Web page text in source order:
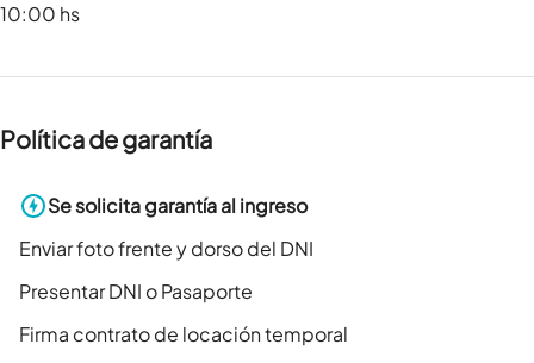
10:00 hs
Política de garantía
Se solicita garantía al ingreso
Enviar foto frente y dorso del DNI
Presentar DNI o Pasaporte
Firma contrato de locación temporal